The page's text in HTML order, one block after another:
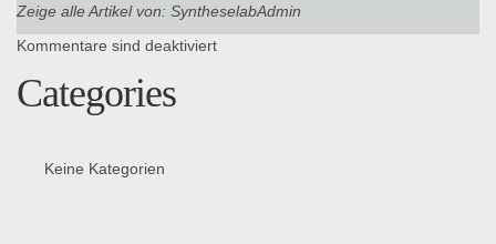
Zeige alle Artikel von: SyntheselabAdmin
Kommentare sind deaktiviert
Categories
Keine Kategorien